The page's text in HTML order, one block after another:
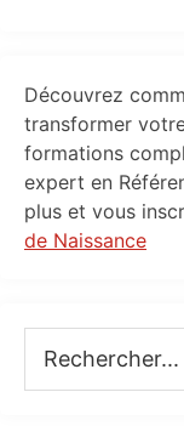
Primary
Sidebar
Découvrez
transformer
formations
expert en
plus et vous
de Naissance